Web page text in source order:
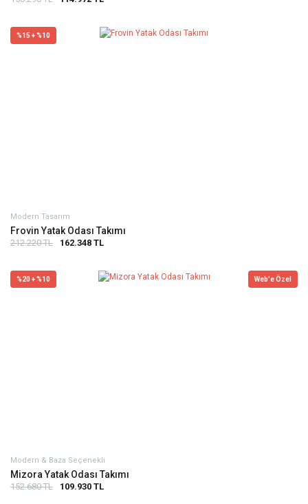
%15 + %10
Modern Tasarım
Frovin Yatak Odası Takımı
212.220 TL 162.348 TL
%20 + %10 Web'e Özel
Modern & Baza Seçenekli
Mizora Yatak Odası Takımı
152.680 TL 109.930 TL